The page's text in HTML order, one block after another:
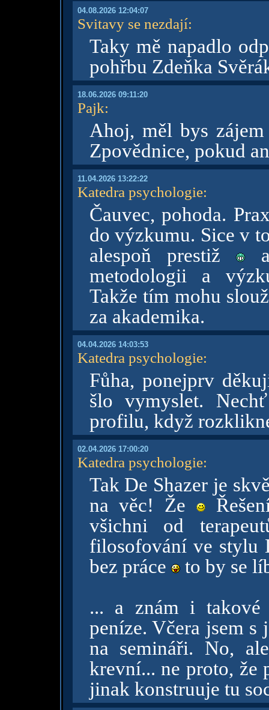
04.08.2026 12:04:07
Svitavy se nezdají:
Taky mě napadlo
pohřbu Zdeňka
18.06.2026 09:11:20
Pajk:
Ahoj, měl bys
Zpovědnice, pokud
11.04.2026 13:22:22
Katedra psychologie:
Čauvec, pohoda.
do výzkumu. Sice v
alespoň prestiž
metodologii a
Takže tím mohu
za akademika.
04.04.2026 14:03:53
Katedra psychologie:
Fůha, ponejprv
šlo vymyslet.
profilu, když
02.04.2026 17:00:20
Katedra psychologie:
Tak De Shazer je
na věc! Že
všichni od
filosofování ve stylu
bez práce
to by se
... a znám i takové
peníze. Včera jsem
na semináři. No,
krevní... ne proto, že
jinak konstruuje tu